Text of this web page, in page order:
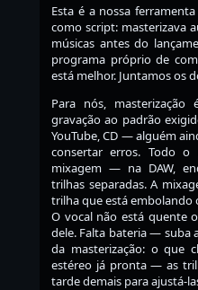
Esta é a nossa
como script: masterizava
músicas antes do
programa próprio de
está melhor. Juntamos os
Para nós,
gravação ao padrão
YouTube, CD — alguém
consertar erros. Todo
mixagem — na DAW,
trilhas separadas. A
trilha que está embolando
O vocal não está quente
dele. Falta bateria — suba
da masterização: o que
estéreo já pronta — as
tarde demais para ajustá-